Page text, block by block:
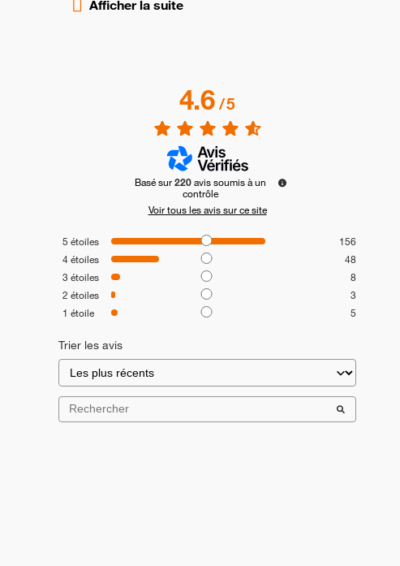
4.6/5
Basé sur220 avis soumis à un
contrôle
Voir tous les avis sur ce site
5 étoiles
156
4étoiles
48
3 étoiles
8
2 étoiles
3
1 étoile 5
Trier les avis